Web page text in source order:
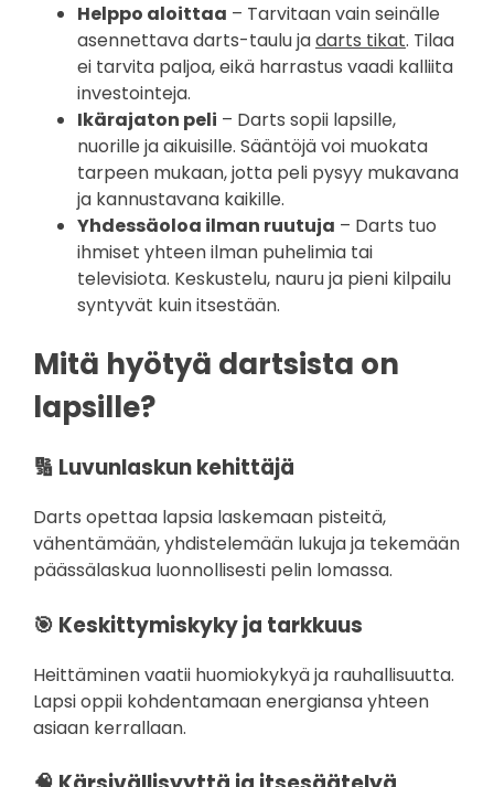
Helppo aloittaa – Tarvitaan vain seinälle
asennettava darts-taulu jadarts tikat. Tilaa
ei tarvita paljoa, eikä harrastus vaadi kalliita
investointeja.
Ikärajaton peli – Darts sopii lapsille,
nuorille ja aikuisille. Sääntöjä voi muokata
tarpeen mukaan, jotta peli pysyy mukavana
ja kannustavana kaikille.
Yhdessäoloa ilman ruutuja – Darts tuo
ihmiset yhteen ilman puhelimia tai
televisiota. Keskustelu, nauru ja pieni kilpailu
syntyvät kuin itsestään.
Mitä hyötyä dartsista on
lapsille?
🔢 Luvunlaskun kehittäjä
Darts opettaa lapsia laskemaan pisteitä,
vähentämään, yhdistelemään lukuja ja tekemään
päässälaskua luonnollisesti pelin lomassa.
🎯 Keskittymiskyky ja tarkkuus
Heittäminen vaatii huomiokykyä ja rauhallisuutta.
Lapsi oppii kohdentamaan energiansa yhteen
asiaan kerrallaan.